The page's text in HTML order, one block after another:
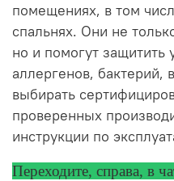
помещениях, в том
спальнях. Они не
но и помогут защитить
аллергенов, бактерий,
выбирать
проверенных
инструкции по
Переходите, справа, в